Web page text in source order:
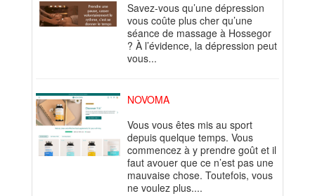
Savez-vous qu’une dépression
vous coûte plus cher qu’une
séance de massage à Hossegor
? À l’évidence, la dépression peut
vous...
NOVOMA
Vous vous êtes mis au sport
depuis quelque temps. Vous
commencez à y prendre goût et il
faut avouer que ce n’est pas une
mauvaise chose. Toutefois, vous
ne voulez plus....